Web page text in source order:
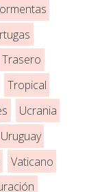
Trasero
Tropical
Ucrania
Uruguay
Vaticano